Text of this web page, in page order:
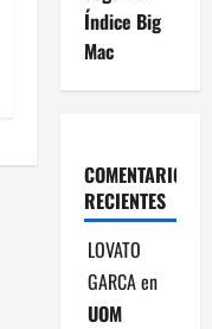
Índice Big
Mac
COMENTARIOS
RECIENTES
LOVATO
GARCAen
UOM